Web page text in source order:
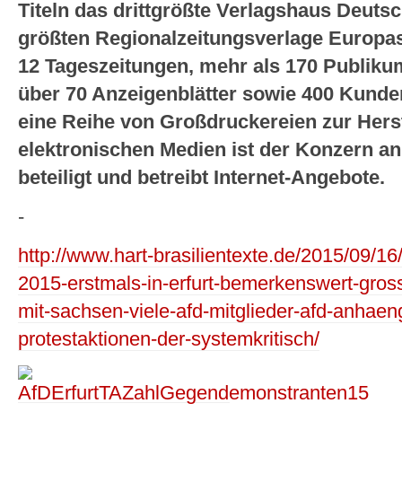
Titeln das drittgrößte Verlagshaus
größten Regionalzeitungsverlage
12 Tageszeitungen, mehr als 170
über 70 Anzeigenblätter sowie 400
eine Reihe von Großdruckereien zur
elektronischen Medien ist der Konzern
beteiligt und betreibt Internet-Angebote.
-
http://www.hart-brasilientexte.de/2015/09/
2015-erstmals-in-erfurt-bemerkenswert-
mit-sachsen-viele-afd-mitglieder-afd-
protestaktionen-der-systemkritisch/